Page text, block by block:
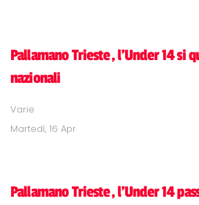
Pallamano Trieste, l'Under 14 si
nazionali
Varie
Martedì, 16 Apr
Pallamano Trieste, l'Under 14